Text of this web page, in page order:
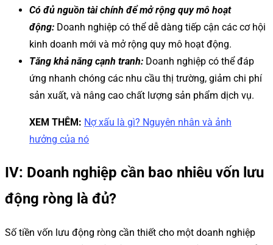
Có đủ nguồn tài chính để mở rộng quy mô hoạt
động: Doanh nghiệp có thể dễ dàng tiếp cận các cơ hội
kinh doanh mới và mở rộng quy mô hoạt động.
Tăng khả năng cạnh tranh: Doanh nghiệp có thể đáp
ứng nhanh chóng các nhu cầu thị trường, giảm chi phí
sản xuất, và nâng cao chất lượng sản phẩm dịch vụ.
XEM THÊM: Nợ xấu là gì? Nguyên nhân và ảnh
hưởng của nó
IV: Doanh nghiệp cần bao nhiêu vốn lưu
động ròng là đủ?
Số tiền vốn lưu động ròng cần thiết cho một doanh nghiệp